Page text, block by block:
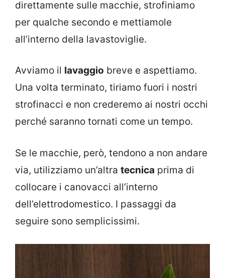
direttamente sulle macchie, strofiniamo
per qualche secondo e mettiamole
all’interno della lavastoviglie.
Avviamo il lavaggio breve e aspettiamo.
Una volta terminato, tiriamo fuori i nostri
strofinacci e non crederemo ai nostri occhi
perché saranno tornati come un tempo.
Se le macchie, però, tendono a non andare
via, utilizziamo un’altra tecnica prima di
collocare i canovacci all’interno
dell’elettrodomestico. I passaggi da
seguire sono semplicissimi.